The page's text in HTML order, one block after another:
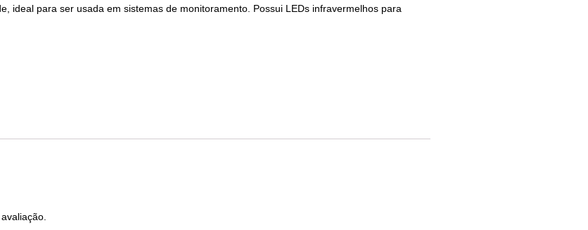
ideal para ser usada em sistemas de monitoramento. Possui LEDs infravermelhos para